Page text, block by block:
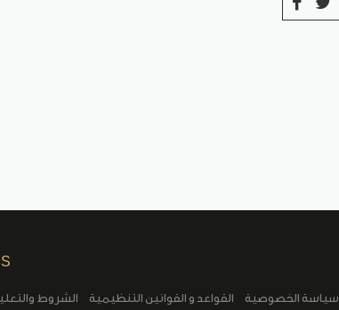
الشروط القواعد و القوانين التنظيمية سياسة الخصوصية